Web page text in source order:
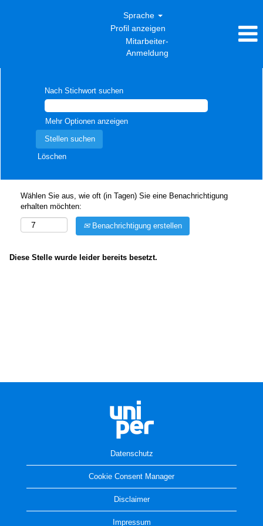
Sprache
Profil anzeigen
Mitarbeiter-
Anmeldung
Nach Stichwort suchen
Mehr Optionen anzeigen
Löschen
Wählen Sie aus, wie oft (in Tagen) Sie eine Benachrichtigung
erhalten möchten:
Benachrichtigung erstellen
Diese Stelle wurde leider bereits besetzt.
Datenschutz
Cookie Consent Manager
Disclaimer
Impressum